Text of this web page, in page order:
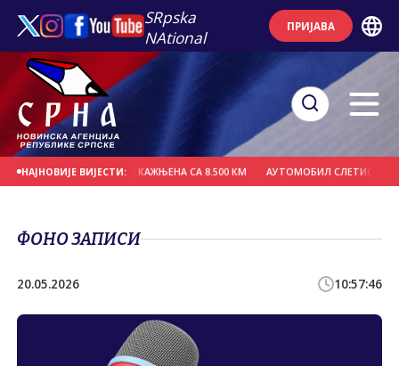
SRpska
NAtional
ПРИЈАВА
НАЈНОВИЈЕ ВИЈЕСТИ:
СТАНИВУКОВИЋ - ПСС КАЖЊЕНА СА 8.500 КМ АУТОМОБИЛ СЛЕТИО СА
ФОНО ЗАПИСИ
20.05.2026 10:57:46